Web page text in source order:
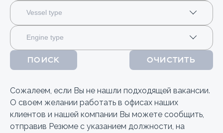
ПОИСК ОЧИСТИТЬ
Сожалеем, если Вы не нашли подходящей вакансии.
О своем желании работать в офисах наших
клиентов и нашей компании Вы можете сообщить,
отправив Резюме с указанием должности, на